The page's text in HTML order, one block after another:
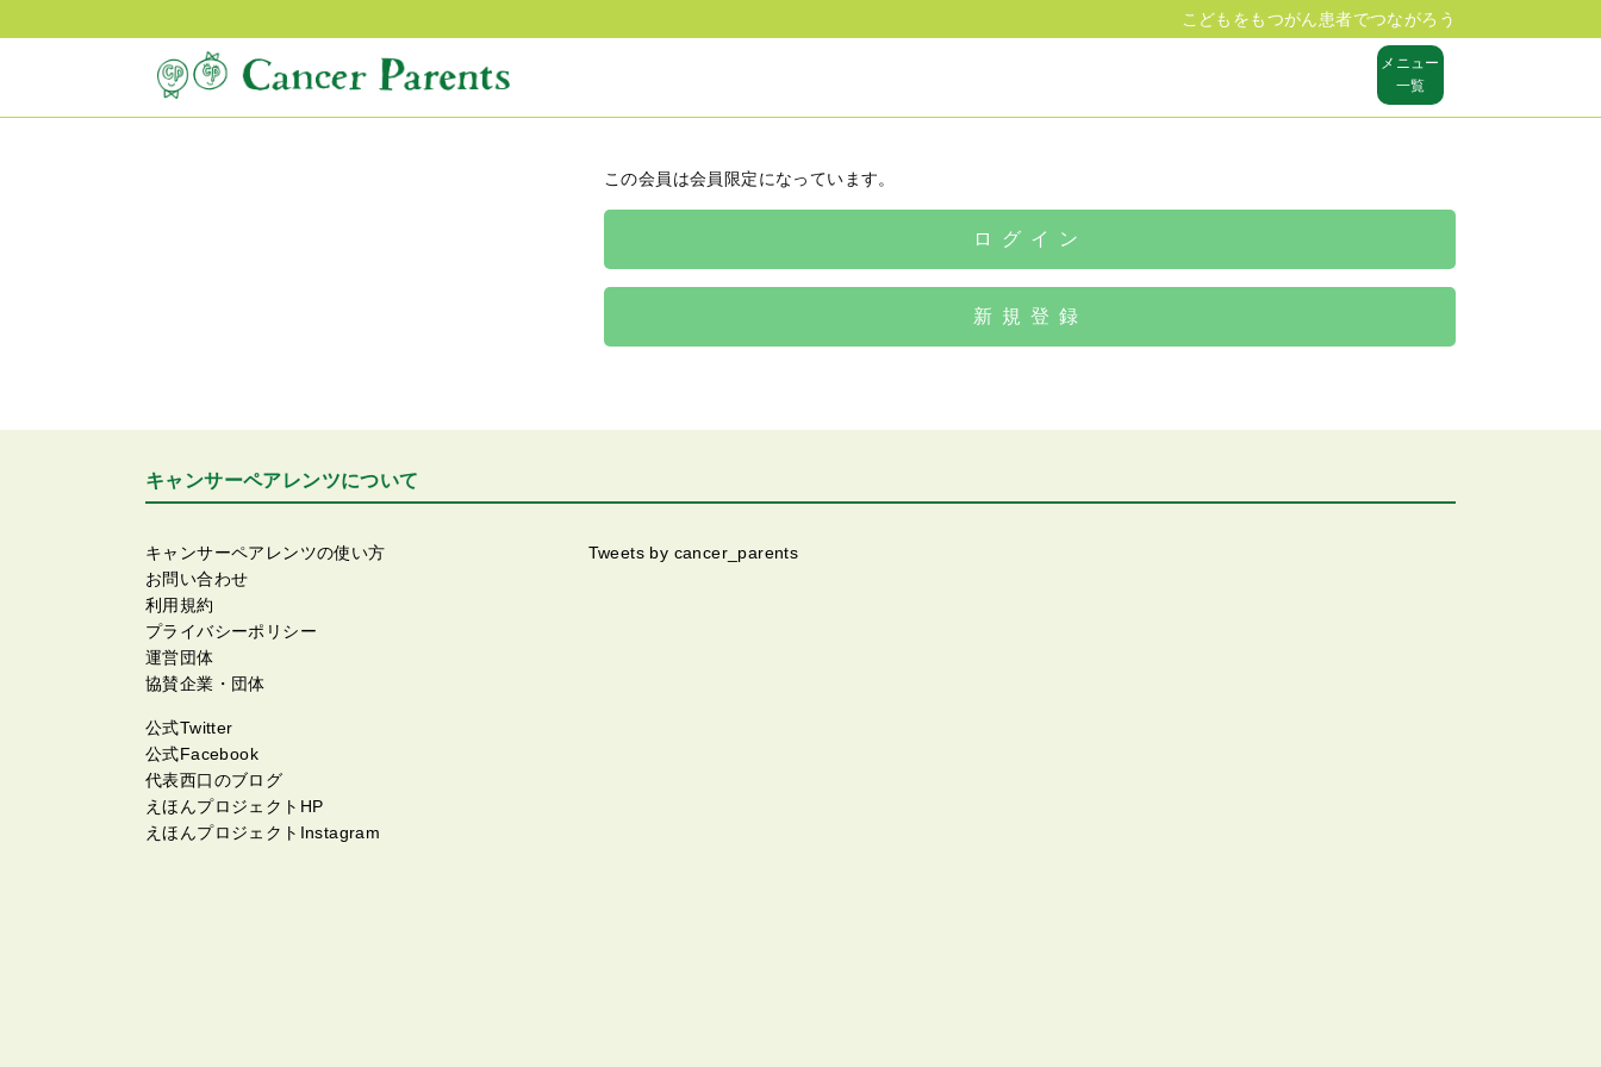
こどもをもつがん患者でつながろう
メニュー
一覧
この会員は会員限定になっています。
ログイン
新規登録
キャンサーペアレンツについて
キャンサーペアレンツの使い方
お問い合わせ
利用規約
プライバシーポリシー
運営団体
協賛企業・団体
公式Twitter
公式Facebook
代表西口のブログ
えほんプロジェクトHP
えほんプロジェクトInstagram
Tweets by cancer_parents